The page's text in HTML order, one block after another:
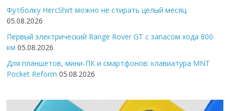
Футболку HercShirt можно не стирать целый месяц
05.08.2026
Первый электрический Range Rover GT с запасом хода 800
км 05.08.2026
Для планшетов, мини-ПК и смартфонов: клавиатура MNT
Pocket Reform 05.08.2026